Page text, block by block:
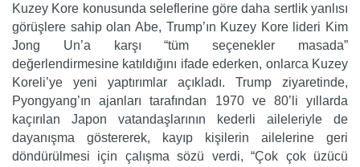
Kuzey Kore konusunda seleflerine göre daha sertlik yanlısı
görüşlere sahip olan Abe, Trump’ın Kuzey Kore lideri Kim
Jong Un’a karşı “tüm seçenekler masada”
değerlendirmesine katıldığını ifade ederken, onlarca Kuzey
Koreli’ye yeni yaptırımlar açıkladı. Trump ziyaretinde,
Pyongyang’ın ajanları tarafından 1970 ve 80’li yıllarda
kaçırılan Japon vatandaşlarının kederli aileleriyle de
dayanışma göstererek, kayıp kişilerin ailelerine geri
döndürülmesi için çalışma sözü verdi, “Çok çok üzücü